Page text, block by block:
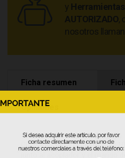
y Herramientas
AUTORIZADO,
nosotros
Ficha resumen
Opiniones
Cuchillas de Repuesto de